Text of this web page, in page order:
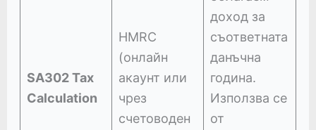
SA302 Tax
Calculation
HMRC
(онлайн
акаунт или
чрез
счетоводен
доход за
съответната
данъчна
година.
Използва се
от